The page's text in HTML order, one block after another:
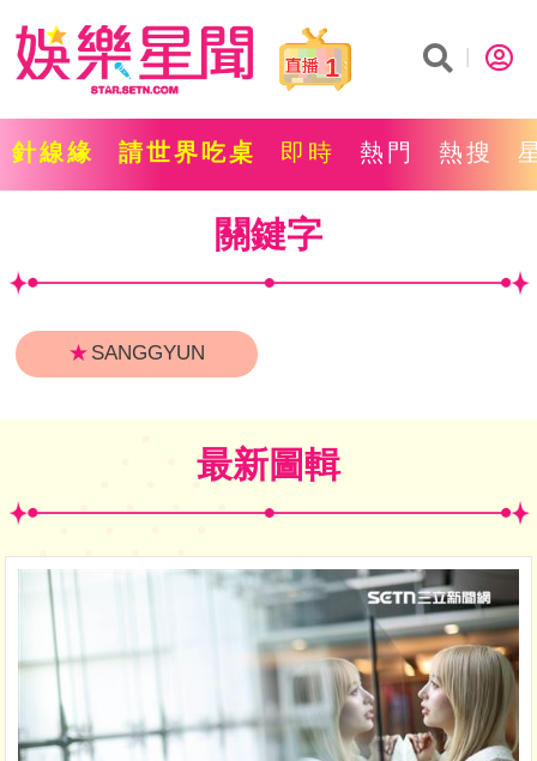
1
針線緣 請世界吃桌 即時 熱門 熱搜
關鍵字
★ SANGGYUN
最新圖輯